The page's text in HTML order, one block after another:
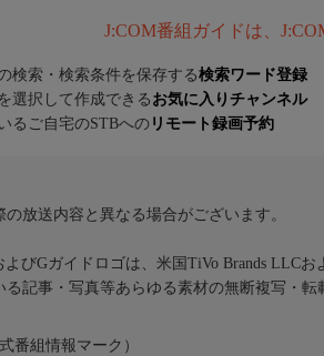
J:COM番組ガイドは、
検索・検索条件を保存する検索ワード登録
選択して作成できる お気に入りチャンネル
るご自宅のSTBへの リモート録画予約
放送内容と異なる場合がございます。
びGガイドロゴは、米国TiVo Brands LLC
記事・写真等あらゆる素材の無断複写・転
番組情報マーク）